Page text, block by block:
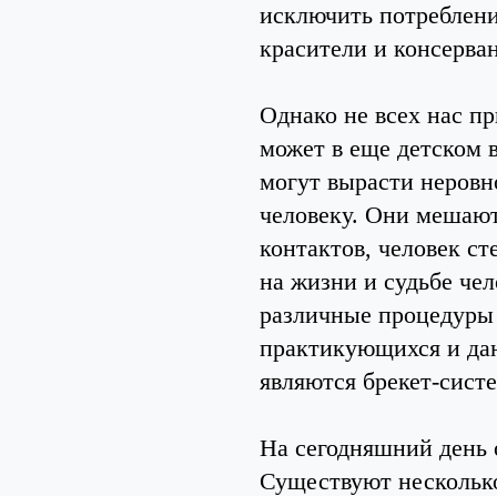
исключить
красители и
Однако не всех нас
может в еще детском
могут вырасти
человеку. Они
контактов, человек
на жизни и судьбе
различные
практикующихся и
являются брекет-
На сегодняшний день
Существуют